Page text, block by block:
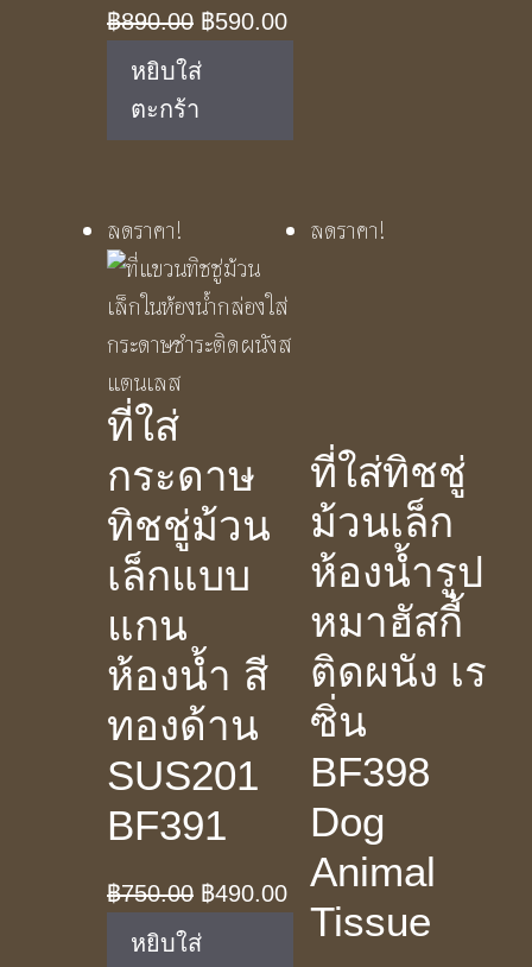
฿890.00 Original
price
฿890.00.
฿590.00Current
฿590.00.
หยิบใส่
ตะกร้า
ลดราคา!
ที่ใส่
กระดาษ
ทิชชู่ม้วน
เล็กแบบ
แกน
ห้องน้ำ สี
ทองด้าน
SUS201
BF391
฿750.00 Original
price
฿490.00Current
price
หยิบใส่
ลดราคา!
ที่ใส่ทิชชู่
ม้วนเล็ก
ห้องน้ำรูป
หมาฮัสกี้
ติดผนัง เร
ซิ่น
BF398
Dog
Animal
Tissue